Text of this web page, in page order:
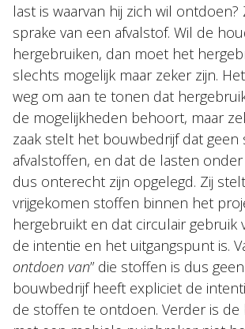
last is waarvan hij zich wil ontdoen?
sprake van een afvalstof. Wil de
hergebruiken, dan moet het
slechts mogelijk maar zeker zijn.
weg om aan te tonen dat
de mogelijkheden behoort, maar
zaak stelt het bouwbedrijf dat geen
afvalstoffen, en dat de lasten
dus onterecht zijn opgelegd. Zij
vrijgekomen stoffen binnen het
hergebruikt en dat circulair gebruik
de intentie en het uitgangspunt is.
ontdoen van” die stoffen is dus
bouwbedrijf heeft expliciet de
de stoffen te ontdoen. Verder is de